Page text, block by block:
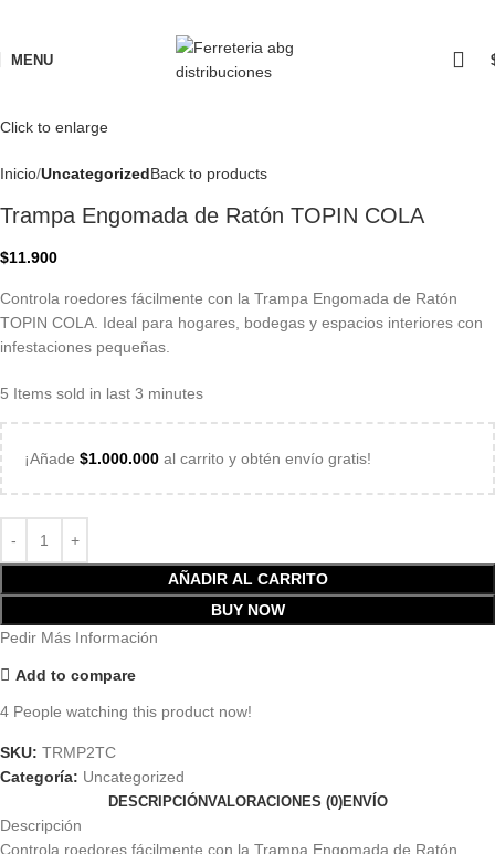
MENU
Click to enlarge
Inicio UncategorizedBack to products
Trampa Engomada de Ratón TOPIN COLA
$11.900
Controla roedores fácilmente con la Trampa Engomada de Ratón
TOPIN COLA. Ideal para hogares, bodegas y espacios interiores con
infestaciones pequeñas.
5 Items sold in last 3 minutes
¡Añade $1.000.000 al carrito y obtén envío gratis!
AÑADIR AL CARRITO
BUY NOW
Pedir Más Información
Add to compare
4 People watching this product now!
SKU: TRMP2TC
Categoría: Uncategorized
DESCRIPCIÓNVALORACIONES (0)ENVÍO
Descripción
Controla roedores fácilmente con la Trampa Engomada de Ratón